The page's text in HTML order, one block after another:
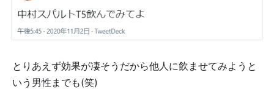
とりあえず効果が凄そうだから他人に飲ませてみようと
いう男性までも(笑)